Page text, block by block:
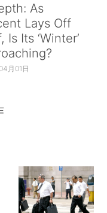
As
Lays Off
Is Its ‘Winter’
月01日